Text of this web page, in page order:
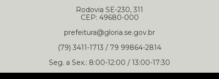
Rodovia SE-230, 311
CEP: 49680-000
prefeitura@gloria.se.gov.br
(79) 3411-1713 / 79 99864-2814
Seg. a Sex.: 8:00-12:00 / 13:00-17:30